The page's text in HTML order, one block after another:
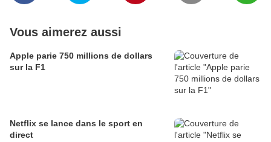
Vous aimerez aussi
Apple parie 750 millions de dollars
sur la F1
Netflix se lance dans le sport en
direct